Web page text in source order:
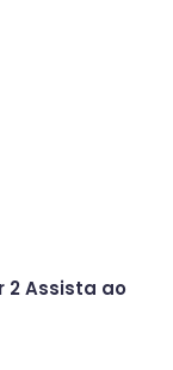
2 Assista ao